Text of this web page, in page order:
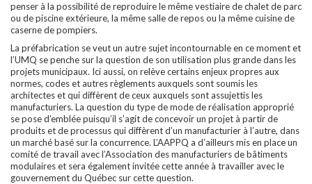
penser à la possibilité de reproduire le même vestiaire de chalet de parc
ou de piscine extérieure, la même salle de repos ou la même cuisine de
caserne de pompiers.
La préfabrication se veut un autre sujet incontournable en ce moment et
l’UMQ se penche sur la question de son utilisation plus grande dans les
projets municipaux. Ici aussi, on relève certains enjeux propres aux
normes, codes et autres règlements auxquels sont soumis les
architectes et qui diffèrent de ceux auxquels sont assujettis les
manufacturiers. La question du type de mode de réalisation approprié
se pose d’emblée puisqu’il s’agit de concevoir un projet à partir de
produits et de processus qui diffèrent d’un manufacturier à l’autre, dans
un marché basé sur la concurrence. L’AAPPQ a d’ailleurs mis en place un
comité de travail avec l’Association des manufacturiers de bâtiments
modulaires et sera également invitée cette année à travailler avec le
gouvernement du Québec sur cette question.